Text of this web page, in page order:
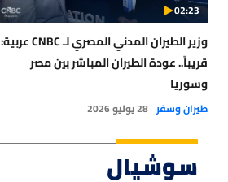
02:23
وزير الطيران المدني المصري لـ CNBC عربية:
قريباً.. عودة الطيران المباشر بين مصر
وسوريا
طيران وسفر 28 يوليو 2026
سوشيال